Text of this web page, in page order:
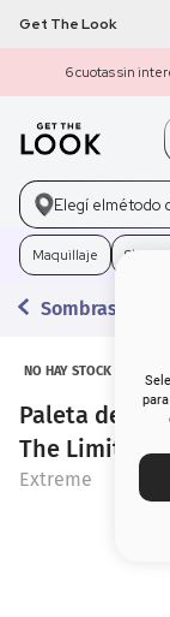
Get The Look
6 cuotas sin
Elegí elmétodo
Maquillaje Skincare
Sombras
NO HAY STOCK
Paleta de
The Limit
Extreme
1 get the look
2 máscara
loreal
4. brochas
5. corrector
6 rubor
7. serum